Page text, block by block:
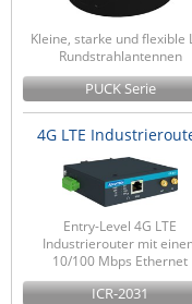
Kleine, starke und flexible
Rundstrahlantennen
PUCK Serie
4G LTE
Entry-Level 4G LTE
Industrierouter mit
10/100 Mbps Ethernet
ICR-2031